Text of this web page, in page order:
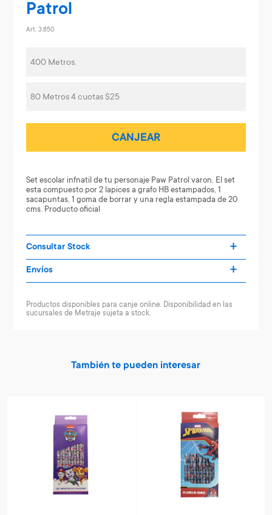
Patrol
Art. 3.850
400 Metros.
80 Metros 4 cuotas $25
CANJEAR
Set escolar infnatil de tu personaje Paw Patrol varon. El set
esta compuesto por 2 lapices a grafo HB estampados, 1
sacapuntas, 1 goma de borrar y una regla estampada de 20
cms. Producto oficial
Consultar Stock
Envíos
Productos disponibles para canje online. Disponibilidad en las
sucursales de Metraje sujeta a stock.
También te pueden interesar